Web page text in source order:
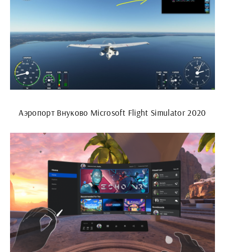
Аэропорт Внуково Microsoft Flight Simulator 2020